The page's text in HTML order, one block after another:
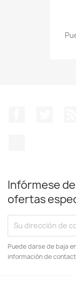
Infórmese
ofertas
Puede darse de baja
información de